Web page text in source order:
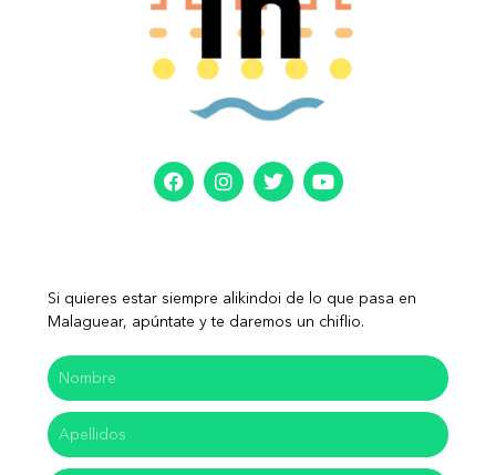
Si quieres estar siempre alikindoi de lo que pasa en
Malaguear, apúntate y te daremos un chiflio.